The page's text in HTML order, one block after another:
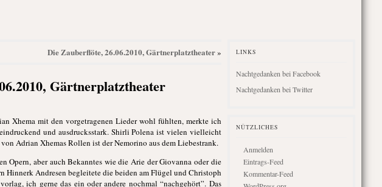
Die Zauberflöte, 26.06.2010, Gärtnerplatztheater»
Gärtnerplatztheater
Xhema mit den vorgetragenen Lieder wohl fühlten, merkte ich
und ausdrucksstark. Shirli Polena ist vielen vielleicht
Adrian Xhemas Rollen ist der Nemorino aus dem Liebestrank.
Opern, aber auch Bekanntes wie die Arie der Giovanna oder die
Hinnerk Andresen begleitete die beiden am Flügel und Christoph
ich gerne das ein oder andere nochmal “nachgehört”. Das
LINKS
Nachtgedanken bei Facebook
Nachtgedanken bei Twitter
NÜTZLICHES
Anmelden
Eintrags-Feed
Kommentar-Feed